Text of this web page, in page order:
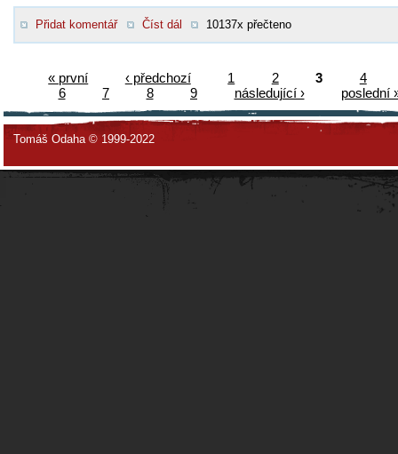
Přidat komentář Číst dál 10137x přečteno
« první ‹ předchozí 1 2 3
4
6
7 8 9 následující › poslední
Tomáš Odaha © 1999-2022